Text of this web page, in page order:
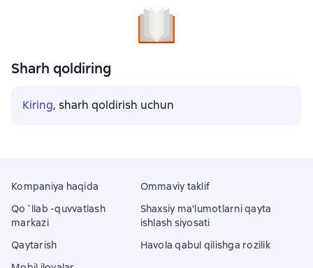
Sharh qoldiring
Kiring, sharh qoldirish uchun
Kompaniya haqida
Qo`llab -quvvatlash
markazi
Qaytarish
Ommaviy taklif
Shaxsiy ma'lumotlarni qayta
ishlash siyosati
Havola qabul qilishga rozilik